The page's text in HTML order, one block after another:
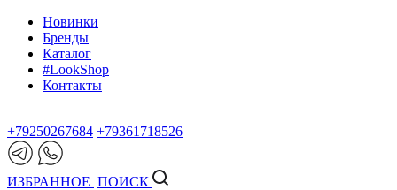
Новинки
Бренды
Каталог
#LookShop
Контакты
+79250267684 +79361718526
ИЗБРАННОЕ ПОИСК